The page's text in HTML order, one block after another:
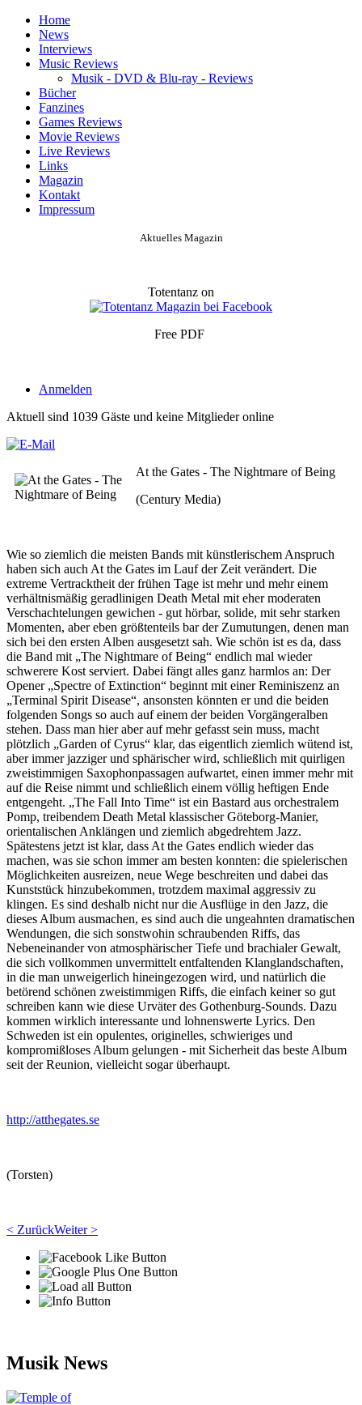
Home
News
Interviews
Music Reviews
Musik - DVD & Blu-ray - Reviews
Bücher
Fanzines
Games Reviews
Movie Reviews
Live Reviews
Links
Magazin
Kontakt
Impressum
Aktuelles Magazin
Totentanz on
Free PDF
Anmelden
Aktuell sind 1039 Gäste und keine Mitglieder online
At the Gates - The Nightmare of Being
(Century Media)
Wie so ziemlich die meisten Bands mit künstlerischem Anspruch
haben sich auch At the Gates im Lauf der Zeit verändert. Die
extreme Vertracktheit der frühen Tage ist mehr und mehr einem
verhältnismäßig geradlinigen Death Metal mit eher moderaten
Verschachtelungen gewichen - gut hörbar, solide, mit sehr starken
Momenten, aber eben größtenteils bar der Zumutungen, denen man
sich bei den ersten Alben ausgesetzt sah. Wie schön ist es da, dass
die Band mit „The Nightmare of Being“ endlich mal wieder
schwerere Kost serviert. Dabei fängt alles ganz harmlos an: Der
Opener „Spectre of Extinction“ beginnt mit einer Reminiszenz an
„Terminal Spirit Disease“, ansonsten könnten er und die beiden
folgenden Songs so auch auf einem der beiden Vorgängeralben
stehen. Dass man hier aber auf mehr gefasst sein muss, macht
plötzlich „Garden of Cyrus“ klar, das eigentlich ziemlich wütend ist,
aber immer jazziger und sphärischer wird, schließlich mit quirligen
zweistimmigen Saxophonpassagen aufwartet, einen immer mehr mit
auf die Reise nimmt und schließlich einem völlig heftigen Ende
entgengeht. „The Fall Into Time“ ist ein Bastard aus orchestralem
Pomp, treibendem Death Metal klassischer Göteborg-Manier,
orientalischen Anklängen und ziemlich abgedrehtem Jazz.
Spätestens jetzt ist klar, dass At the Gates endlich wieder das
machen, was sie schon immer am besten konnten: die spielerischen
Möglichkeiten ausreizen, neue Wege beschreiten und dabei das
Kunststück hinzubekommen, trotzdem maximal aggressiv zu
klingen. Es sind deshalb nicht nur die Ausflüge in den Jazz, die
dieses Album ausmachen, es sind auch die ungeahnten dramatischen
Wendungen, die sich sonstwohin schraubenden Riffs, das
Nebeneinander von atmosphärischer Tiefe und brachialer Gewalt,
die sich vollkommen unvermittelt entfaltenden Klanglandschaften,
in die man unweigerlich hineingezogen wird, und natürlich die
betörend schönen zweistimmigen Riffs, die einfach keiner so gut
schreiben kann wie diese Urväter des Gothenburg-Sounds. Dazu
kommen wirklich interessante und lohnenswerte Lyrics. Den
Schweden ist ein opulentes, originelles, schwieriges und
kompromißloses Album gelungen - mit Sicherheit das beste Album
seit der Reunion, vielleicht sogar überhaupt.
http://atthegates.se
(Torsten)
< ZurückWeiter >
Musik News